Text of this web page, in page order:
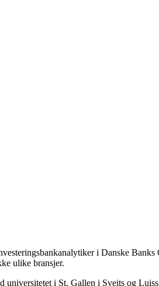
i Danske
ulike bransjer.
universitetet i St. Gallen i Sveits og